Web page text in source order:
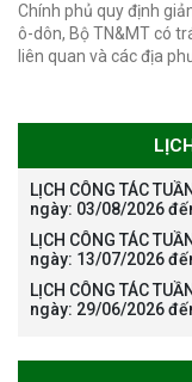
Chính phủ quy định
ô-dôn, Bộ TN&MT có
liên quan và các địa
LỊCH CÔNG TÁC
ngày: 03/08/2026
LỊCH CÔNG TÁC
ngày: 13/07/2026
LỊCH CÔNG TÁC
ngày: 29/06/2026